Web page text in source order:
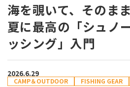
海を覗いて、そのま
夏に最高の「シュノ
ッシング」入門
2026.6.29
CAMP＆OUTDOOR FISHING GEAR